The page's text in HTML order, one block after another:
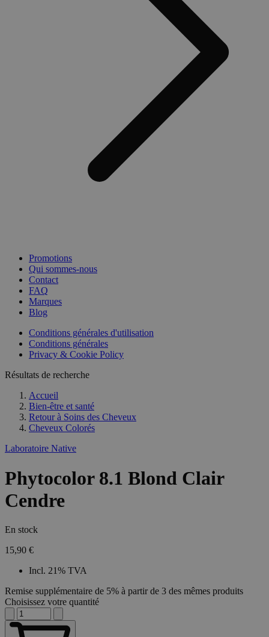
Promotions
Qui sommes-nous
Contact
FAQ
Marques
Blog
Conditions générales d'utilisation
Conditions générales
Privacy & Cookie Policy
Résultats de recherche
Accueil
Bien-être et santé
Retour à Soins des Cheveux
Cheveux Colorés
Laboratoire Native
Phytocolor 8.1 Blond Clair
Cendre
En stock
15,90 €
Incl. 21% TVA
Remise supplémentaire de 5% à partir de 3 des mêmes produits
Choisissez votre quantité